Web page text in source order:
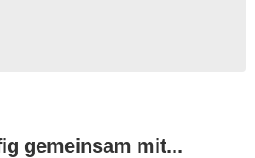
gemeinsam mit...